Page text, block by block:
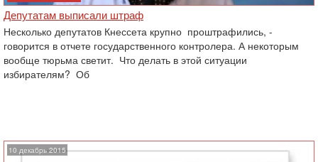
Депутатам выписали штраф
Несколько депутатов Кнессета крупно проштрафились, -
говорится в отчете государственного контролера. А некоторым
вообще тюрьма светит. Что делать в этой ситуации
избирателям? Об
10 декабрь 2015